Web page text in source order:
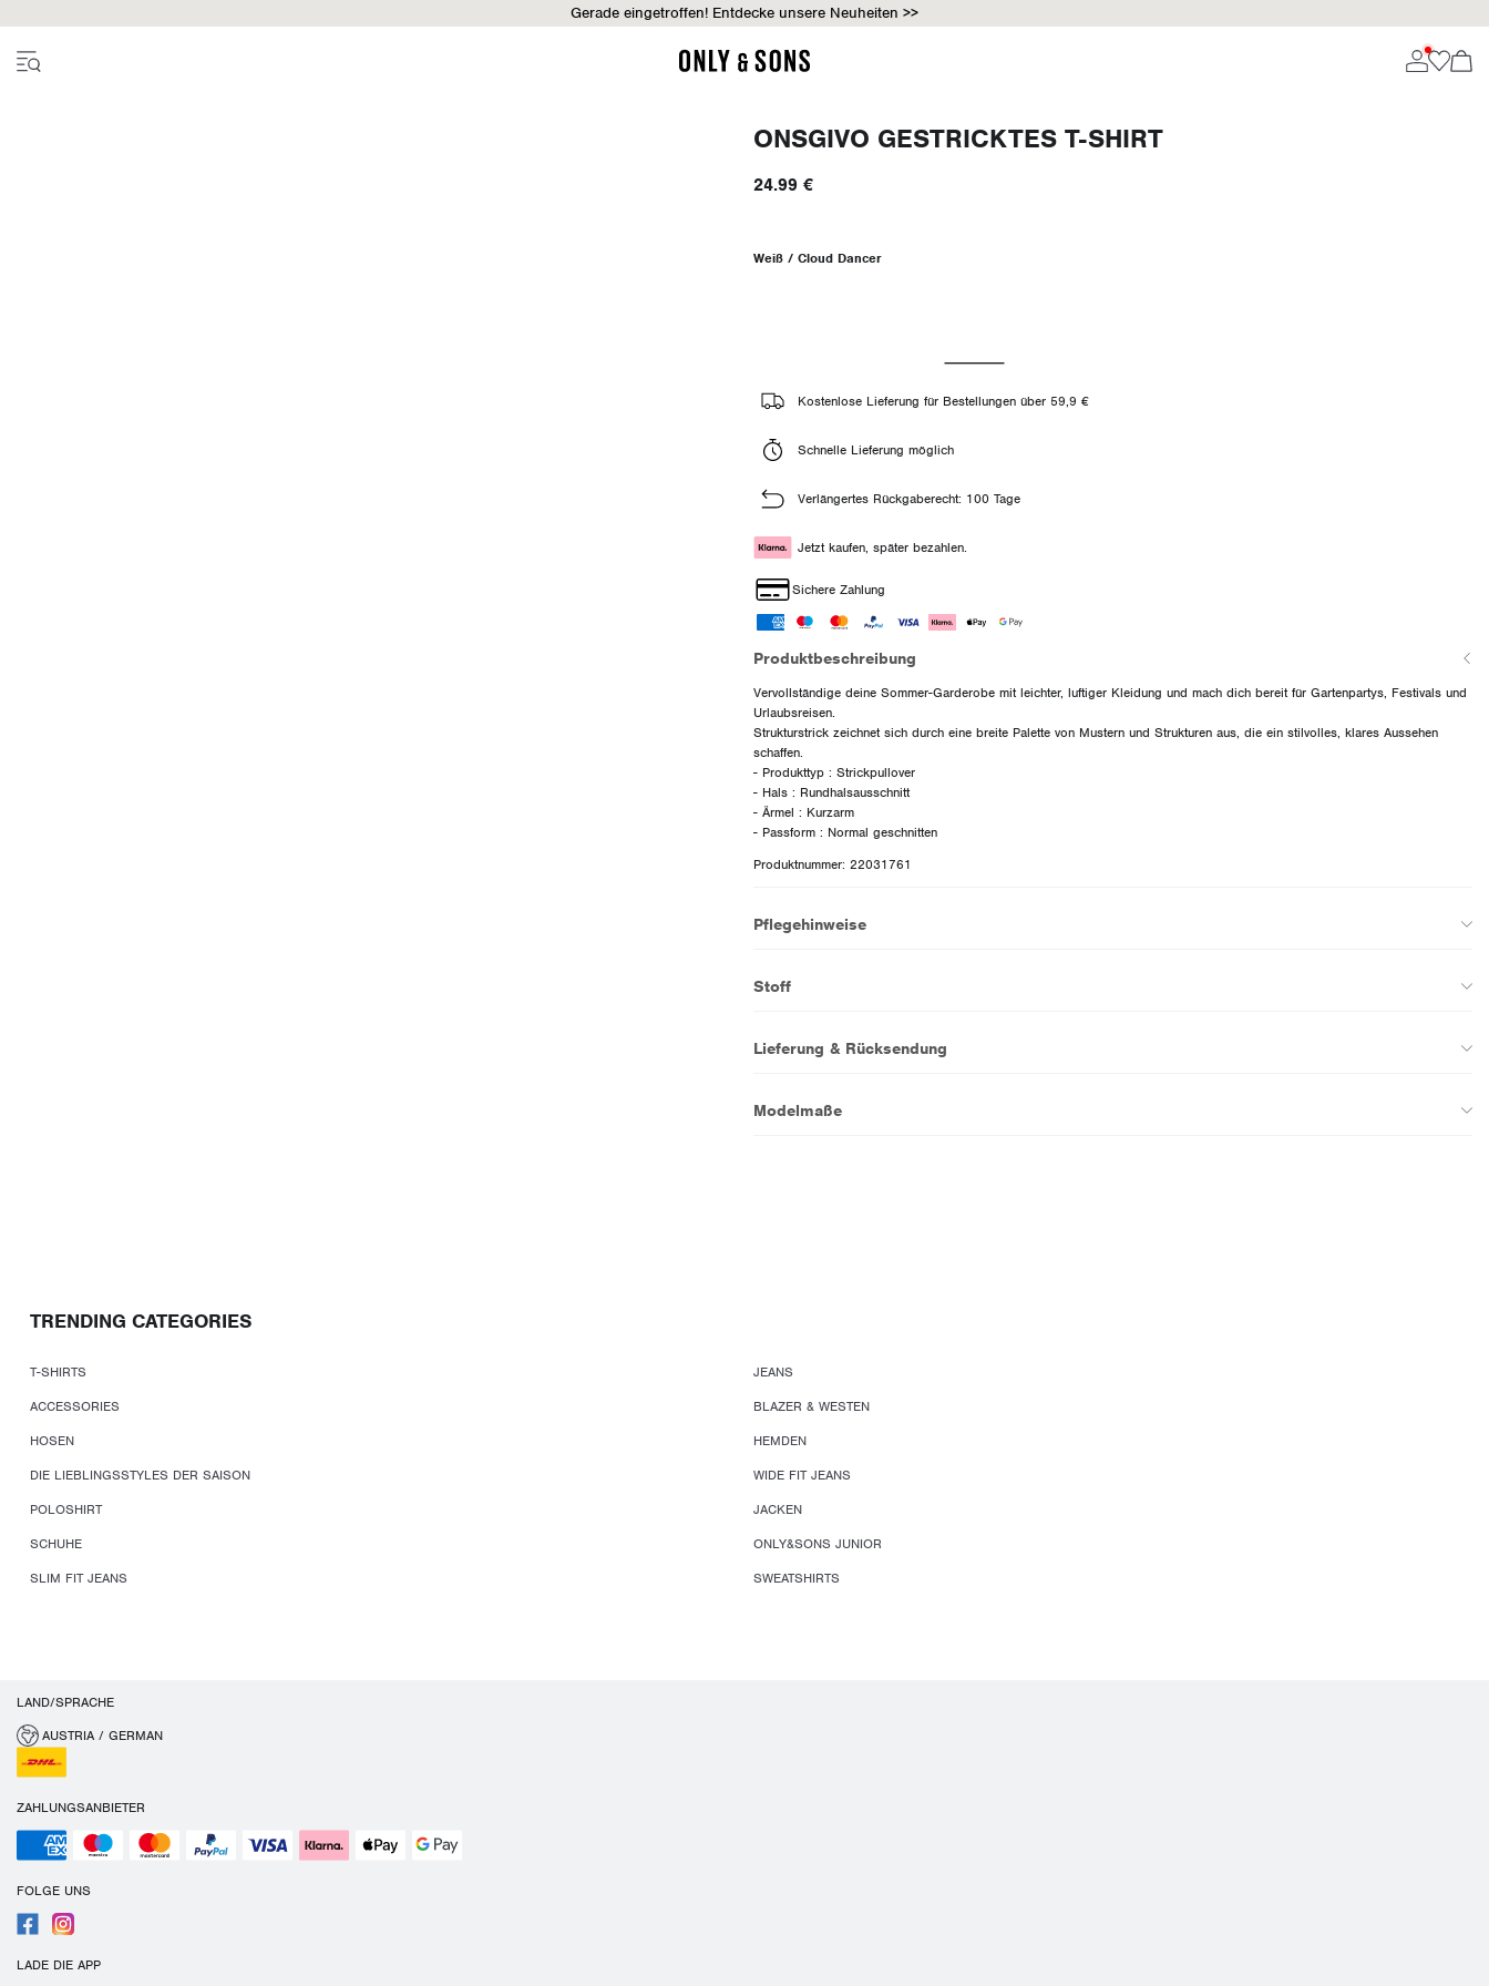
Gerade eingetroffen! Entdecke unsere Neuheiten >>
ONSGIVO GESTRICKTES T-SHIRT
24.99 €
Weiß / Cloud Dancer
Kostenlose Lieferung für Bestellungen über 59,9 €
Schnelle Lieferung möglich
Verlängertes Rückgaberecht: 100 Tage
Jetzt kaufen, später bezahlen.
Sichere Zahlung
Produktbeschreibung
Vervollständige deine Sommer-Garderobe mit leichter, luftiger Kleidung und mach dich bereit für Gartenpartys, Festivals und
Urlaubsreisen.
Strukturstrick zeichnet sich durch eine breite Palette von Mustern und Strukturen aus, die ein stilvolles, klares Aussehen
schaffen.
- Produkttyp : Strickpullover
- Hals : Rundhalsausschnitt
- Ärmel : Kurzarm
- Passform : Normal geschnitten
Produktnummer: 22031761
Pflegehinweise
Stoff
Lieferung & Rücksendung
Modelmaße
TRENDING CATEGORIES
T-SHIRTS
JEANS
ACCESSORIES
BLAZER & WESTEN
HOSEN
HEMDEN
DIE LIEBLINGSSTYLES DER SAISON
WIDE FIT JEANS
POLOSHIRT
JACKEN
SCHUHE
ONLY&SONS JUNIOR
SLIM FIT JEANS
SWEATSHIRTS
LAND/SPRACHE
AUSTRIA / GERMAN
ZAHLUNGSANBIETER
FOLGE UNS
LADE DIE APP